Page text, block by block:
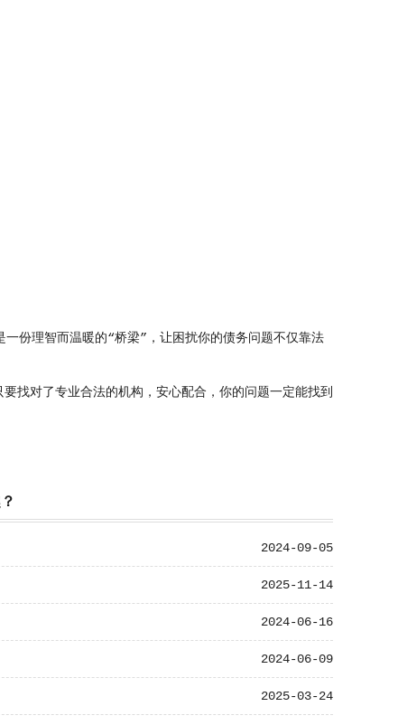
份理智而温暖的“桥梁”，让困扰你的债务问题不仅靠法
找对了专业合法的机构，安心配合，你的问题一定能找到
2024-09-05
2025-11-14
2024-06-16
2024-06-09
2025-03-24